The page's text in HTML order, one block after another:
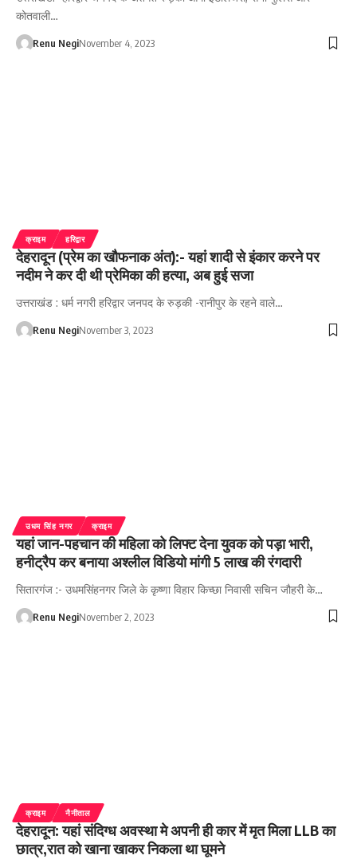
कोतवाली…
Renu NegiNovember 4, 2023
क्राइम हरिद्वार
देहरादून (प्रेम का खौफनाक अंत):- यहां शादी से इंकार करने पर
नदीम ने कर दी थी प्रेमिका की हत्या, अब हुई सजा
उत्तराखंड : धर्म नगरी हरिद्वार जनपद के रुड़की -रानीपुर के रहने वाले…
Renu NegiNovember 3, 2023
उधम सिंह नगर क्राइम
यहां जान-पहचान की महिला को लिफ्ट देना युवक को पड़ा भारी,
हनीट्रैप कर बनाया अश्लील विडियो मांगी 5 लाख की रंगदारी
सितारगंज :- उधमसिंहनगर जिले के कृष्णा विहार किच्छा निवासी सचिन जौहरी के…
Renu NegiNovember 2, 2023
क्राइम नैनीताल
देहरादून: यहां संदिग्ध अवस्था मे अपनी ही कार में मृत मिला LLB का
छात्र,रात को खाना खाकर निकला था घूमने